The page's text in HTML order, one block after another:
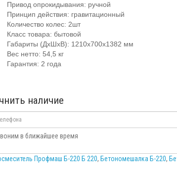
Привод опрокидывания: ручной
Принцип действия: гравитационный
Количество колес: 2шт
Класс товара: бытовой
Габариты (ДхШхВ): 1210х700х1382 мм
Вес нетто: 54,5 кг
Гарантия: 2 года
наличие
в ближайшее время
Профмаш Б-220 Б 220, Бетономешалка Б-220,